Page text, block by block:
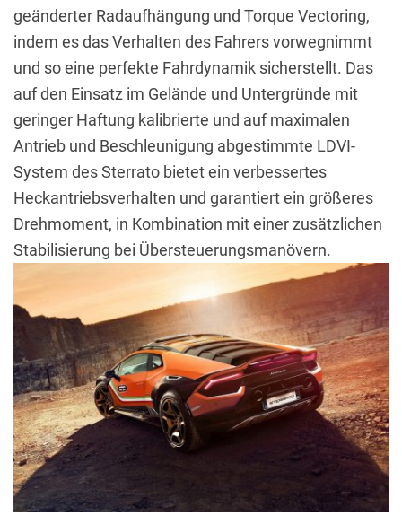
geänderter Radaufhängung und Torque Vectoring,
indem es das Verhalten des Fahrers vorwegnimmt
und so eine perfekte Fahrdynamik sicherstellt. Das
auf den Einsatz im Gelände und Untergründe mit
geringer Haftung kalibrierte und auf maximalen
Antrieb und Beschleunigung abgestimmte LDVI-
System des Sterrato bietet ein verbessertes
Heckantriebsverhalten und garantiert ein größeres
Drehmoment, in Kombination mit einer zusätzlichen
Stabilisierung bei Übersteuerungsmanövern.